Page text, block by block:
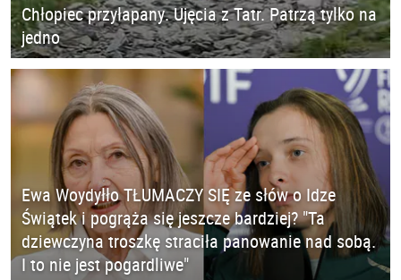
Chłopiec przyłapany. Ujęcia z Tatr. Patrzą tylko na
jedno
Ewa Woydyłło TŁUMACZY SIĘ ze słów o Idze
Świątek i pogrąża się jeszcze bardziej? "Ta
dziewczyna troszkę straciła panowanie nad sobą.
I to nie jest pogardliwe"